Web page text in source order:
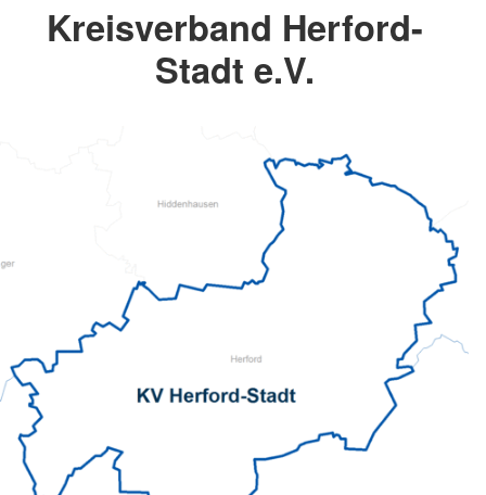
Kreisverband Herford-
Stadt e.V.